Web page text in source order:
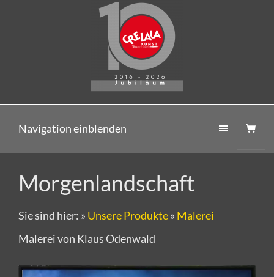
Navigation einblenden
Morgenlandschaft
Sie sind hier: » Unsere Produkte» Malerei
Malerei von Klaus Odenwald